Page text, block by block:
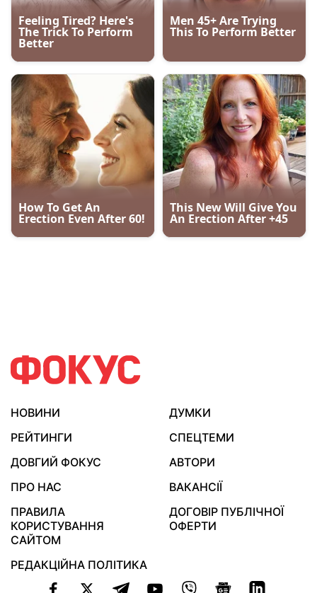
НОВИНИ
ДУМКИ
РЕЙТИНГИ
СПЕЦТЕМИ
ДОВГИЙ ФОКУС
АВТОРИ
ПРО НАС
ВАКАНСІЇ
ПРАВИЛА
КОРИСТУВАННЯ
САЙТОМ
ДОГОВІР ПУБЛІЧНОЇ
ОФЕРТИ
РЕДАКЦІЙНА ПОЛІТИКА